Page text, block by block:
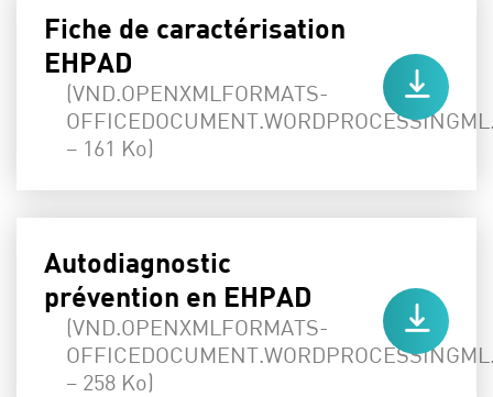
Fiche de caractérisation
EHPAD
(VND.OPENXMLFORMATS-
– 161 Ko)
Autodiagnostic
prévention en EHPAD
(VND.OPENXMLFORMATS-
– 258 Ko)